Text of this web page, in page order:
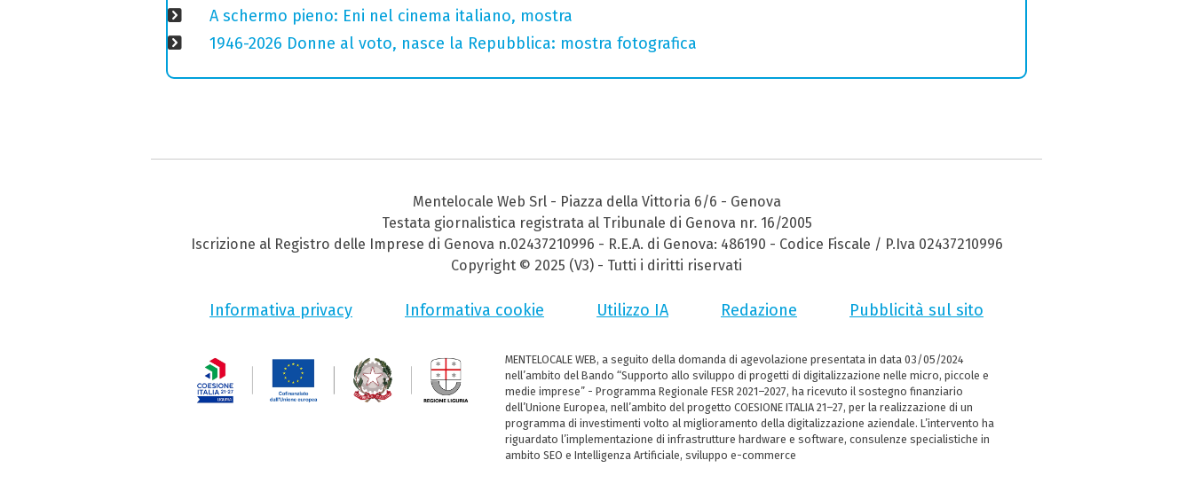
A schermo pieno: Eni nel cinema italiano, mostra
1946-2026 Donne al voto, nasce la Repubblica: mostra fotografica
Mentelocale Web Srl - Piazza della Vittoria 6/6 - Genova
Testata giornalistica registrata al Tribunale di Genova nr. 16/2005
Iscrizione al Registro delle Imprese di Genova n.02437210996 - R.E.A. di Genova: 486190 - Codice Fiscale / P.Iva 02437210996
Copyright © 2025 (V3) - Tutti i diritti riservati
Informativa privacy Informativa cookie Utilizzo IA Redazione Pubblicità sul sito
MENTELOCALE WEB, a seguito della domanda di agevolazione presentata in data 03/05/2024
nell’ambito del Bando “Supporto allo sviluppo di progetti di digitalizzazione nelle micro, piccole e
medie imprese” - Programma Regionale FESR 2021–2027, ha ricevuto il sostegno finanziario
dell’Unione Europea, nell’ambito del progetto COESIONE ITALIA 21–27, per la realizzazione di un
programma di investimenti volto al miglioramento della digitalizzazione aziendale. L’intervento ha
riguardato l’implementazione di infrastrutture hardware e software, consulenze specialistiche in
ambito SEO e Intelligenza Artificiale, sviluppo e-commerce